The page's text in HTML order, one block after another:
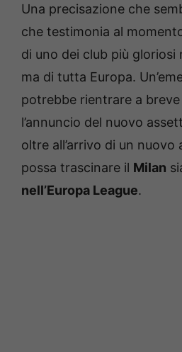
Una precisazione che
che testimonia al
di uno dei club più gloriosi
ma di tutta Europa.
potrebbe rientrare a
l’annuncio del nuovo
oltre all’arrivo di un nuovo
possa trascinare il Milan
nell’Europa League.